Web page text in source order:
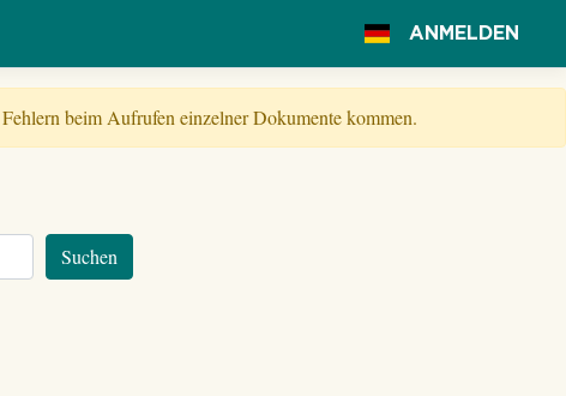
ANMELDEN
beim Aufrufen einzelner Dokumente kommen.
Suchen